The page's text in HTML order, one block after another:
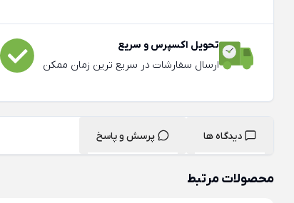
تحویل اکسپرس و سریع
ارسال سفارشات در سریع ترین زمان ممکن
دیدگاه ها پرسش و پاسخ
محصولات مرتبط